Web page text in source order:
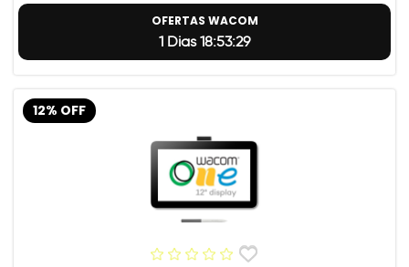
OFERTAS WACOM
1 Dias 18:53:28
12% OFF